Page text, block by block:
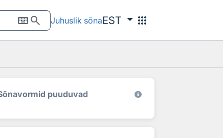
keyboardsearch Juhuslik sõnaEST apps
puuduvad